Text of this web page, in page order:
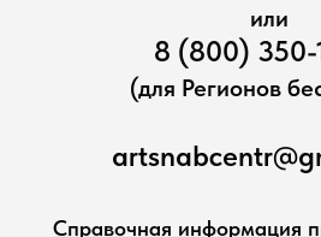
или
8 (800) 350-
(для Регионов
Справочная информация